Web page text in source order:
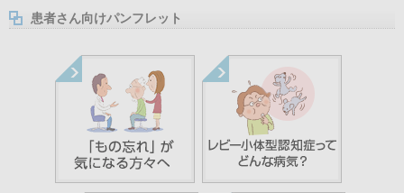
患者さん向けパンフレット